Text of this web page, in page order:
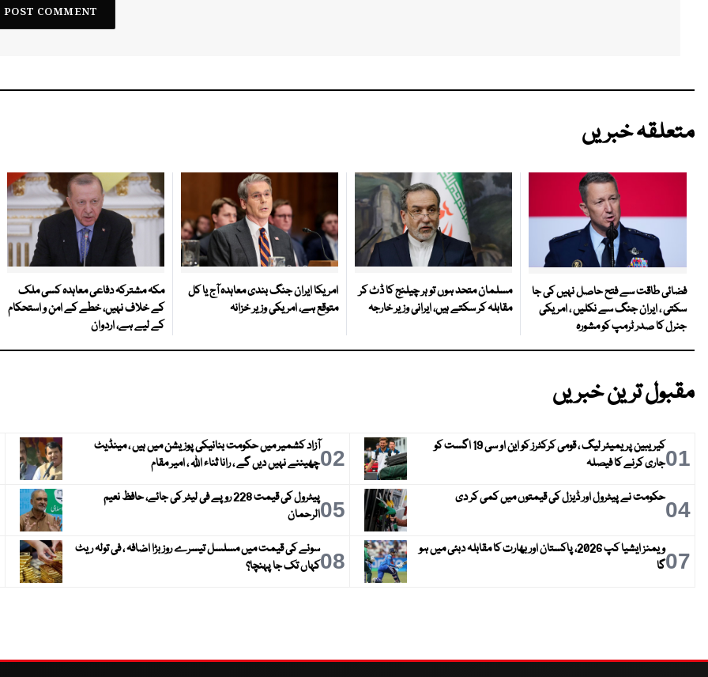
متعلقہ خبریں
فضائی طاقت سے فتح حاصل نہیں کی جا
سکتی ، ایران جنگ سے نکلیں ، امریکی
جنرل کا صدر ٹرمپ کو مشورہ
مسلمان متحد ہوں تو ہر چیلنج کا ڈٹ کر
مقابلہ کر سکتے ہیں، ایرانی وزیر خارجہ
امریکا ایران جنگ بندی معاہدہ آج یا کل
متوقع ہے، امریکی وزیر خزانہ
مکہ مشترکہ دفاعی معاہدہ کسی ملک
کے خلاف نہیں، خطے کے امن و استحکام
کے لیے ہے، اردوان
مقبول ترین خبریں
01
کیریبین پریمیئر لیگ ، قومی کرکٹرز کو این او سی 19 اگست کو
جاری کرنے کا فیصلہ
02آزاد کشمیر میں حکومت بنانیکی پوزیشن میں ہیں ، مینڈیٹ
چھیننے نہیں دیں گے ، رانا ثناء اللہ ، امیر مقام
04حکومت نے پیٹرول اور ڈیزل کی قیمتوں میں کمی کر دی 05
پیٹرول کی قیمت 228 روپے فی لیٹر کی جائے، حافظ نعیم
الرحمان
07
ویمنز ایشیا کپ 2026، پاکستان اور بھارت کا مقابلہ دبئی میں ہو
گا
08سونے کی قیمت میں مسلسل تیسرے روز بڑا اضافہ ، فی تولہ ریٹ
کہاں تک جا پہنچا؟